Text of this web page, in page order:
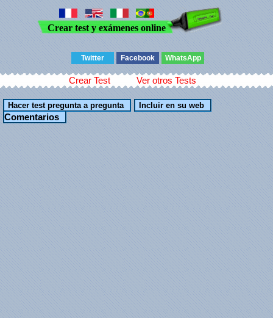
Crear test y exámenes online
Twitter Facebook WhatsApp
Crear Test Ver otros Tests
Comentarios